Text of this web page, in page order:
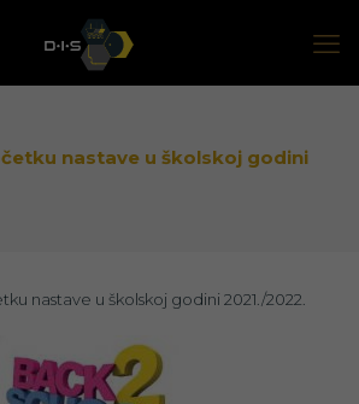
nastave u školskoj godini
nastave u školskoj godini 2021./2022.